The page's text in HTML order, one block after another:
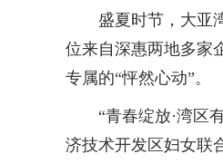
盛夏时节，大亚湾
位来自深惠两地多家
专属的“怦然心动”。
“青春绽放·湾区有
济技术开发区妇女联